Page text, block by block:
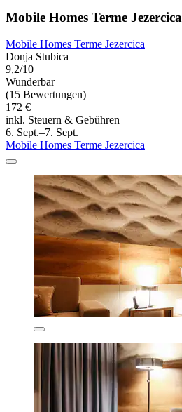
Mobile Homes Terme Jezercica
Mobile Homes Terme Jezercica
Donja Stubica
9,2/10
Wunderbar
(15 Bewertungen)
172 €
inkl. Steuern & Gebühren
6. Sept.–7. Sept.
Mobile Homes Terme Jezercica